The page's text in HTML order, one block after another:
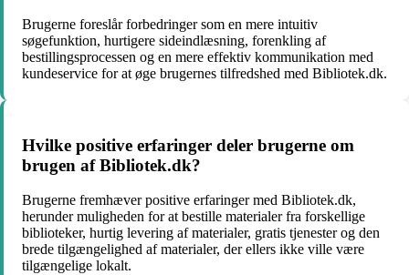
Brugerne foreslår forbedringer som en mere intuitiv
søgefunktion, hurtigere sideindlæsning, forenkling af
bestillingsprocessen og en mere effektiv kommunikation med
kundeservice for at øge brugernes tilfredshed med Bibliotek.dk.
Hvilke positive erfaringer deler brugerne om
brugen af Bibliotek.dk?
Brugerne fremhæver positive erfaringer med Bibliotek.dk,
herunder muligheden for at bestille materialer fra forskellige
biblioteker, hurtig levering af materialer, gratis tjenester og den
brede tilgængelighed af materialer, der ellers ikke ville være
tilgængelige lokalt.